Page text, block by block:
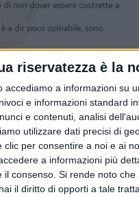
riservatezza è la
accediamo a informazioni su
e informazioni standard
e contenuti, analisi
utilizzare dati precisi di
per consentire a noi e ai
a informazioni più
consenso. Si rende noto
il diritto di opporti a tale